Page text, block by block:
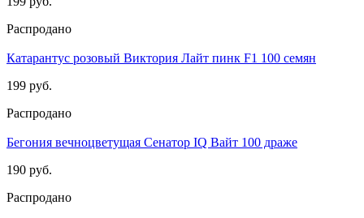
Распродано
Катарантус розовый Виктория Лайт пинк F1 100 семян
199 руб.
Распродано
Бегония вечноцветущая Сенатор IQ Вайт 100 драже
190 руб.
Распродано